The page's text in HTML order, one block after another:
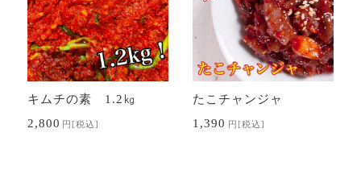
キムチの素 1.2㎏
2,800 円 [税込]
たこチャンジャ
1,390 円 [税込]